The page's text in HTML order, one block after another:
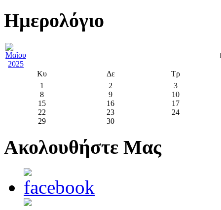
Ημερολόγιο
Κυ Δε
Τρ
1
2
3
8
9
10
15
16
17
22
23
24
29
30
Ακολουθήστε Μας